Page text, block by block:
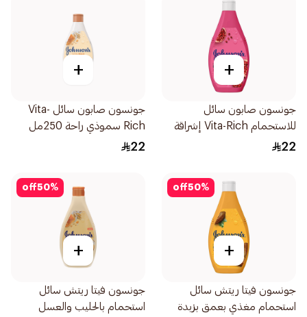
+
جونسون صابون سائل
للاستحمام Vita-Rich إشراقة
250مل
22
+
جونسون صابون سائل Vita-
Rich سموذي راحة 250مل
22
50%
off
+
جونسون فيتا ريتش سائل
استحمام مغذي بعمق بزبدة
50%
off
+
جونسون فيتا ريتش سائل
استحمام بالحليب والعسل